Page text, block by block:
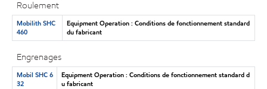
Roulement
Mobilith SHC
460
Equipment Operation : Conditions de fonctionnement standard
du fabricant
Engrenages
Mobil SHC 6
32
Equipment Operation : Conditions de fonctionnement standard d
u fabricant